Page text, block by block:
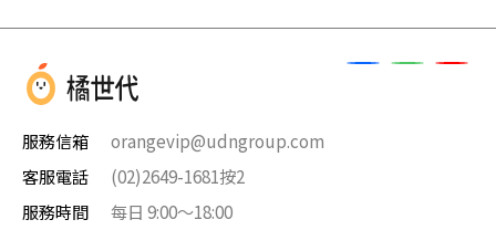
服務信箱
orangevip@udngroup.com
客服電話
(02)2649-1681按2
服務時間
每日 9:00～18:00